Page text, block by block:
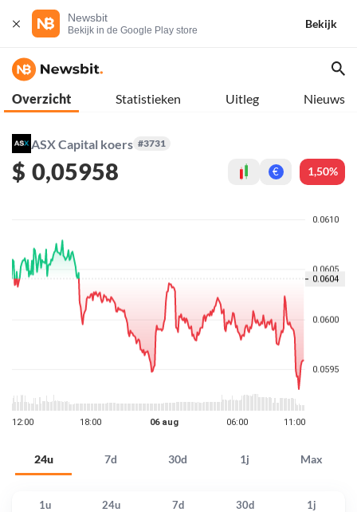
Newsbit
Bekijk in de Google Play store
Bekijk
Overzicht Statistieken Uitleg Nieuws
ASX Capital koers #3731
$ 0,05958 € 1,50%
24u 7d 30d 1j Max
1u 24u 7d 30d
1j